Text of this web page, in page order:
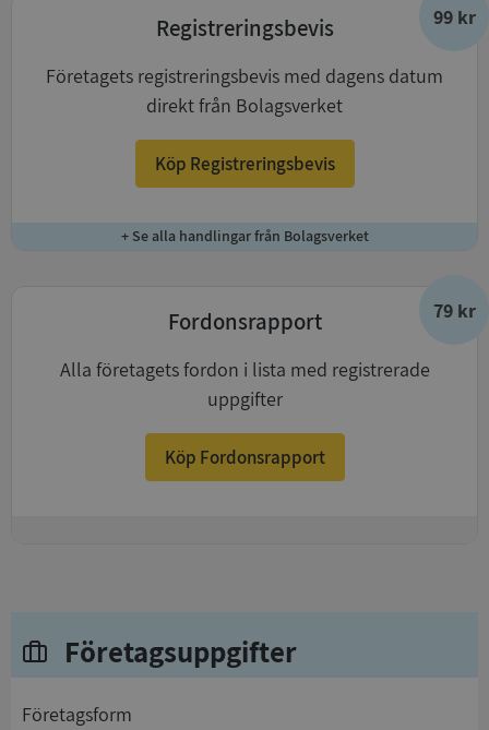
99 kr
Registreringsbevis
Företagets registreringsbevis med dagens datum
direkt från Bolagsverket
Köp Registreringsbevis
+ Se alla handlingar från Bolagsverket
79 kr
Fordonsrapport
Alla företagets fordon i lista med registrerade
uppgifter
Köp Fordonsrapport
Företagsuppgifter
företagsform